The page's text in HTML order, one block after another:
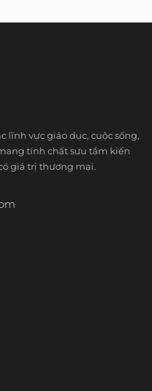
lĩnh vực giáo dục, cuộc sống,
tính chất sưu tầm kiến
giá trị thương mại.